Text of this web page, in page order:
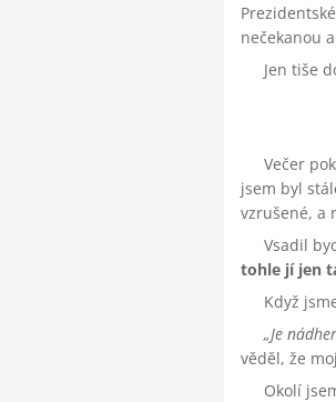
nečekanou
Jen tiše
Večer
jsem byl
vzrušené, a
Vsadil
tohle jí jen
Když
Je
věděl, že
Okolí